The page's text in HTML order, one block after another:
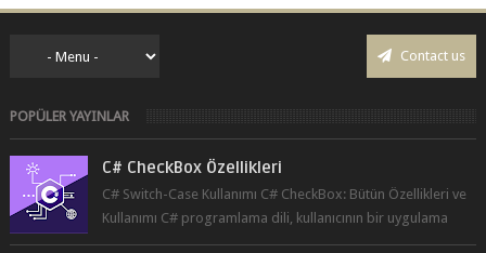
Contact us
POPÜLER YAYINLAR
C# CheckBox Özellikleri
C# Switch-Case Kullanımı C# CheckBox: Bütün Özellikleri ve
Kullanımı C# programlama dili, kullanıcının bir uygulama
üzerinde seçim yapma...
C# ListBox Özellikleri 2024: Güncel Örnekler ve
Adım Adım Rehber